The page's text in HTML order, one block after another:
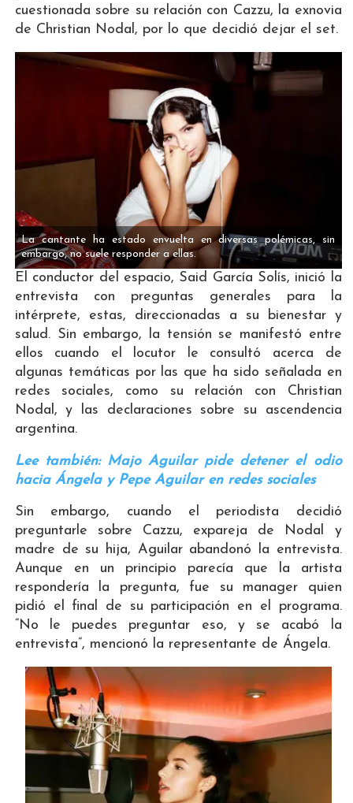
cuestionada sobre su relación con Cazzu, la exnovia
de Christian Nodal, por lo que decidió dejar el set.
La cantante ha estado envuelta en diversas polémicas, sin
embargo, no suele responder a ellas.
El conductor del espacio, Said García Solís, inició la
entrevista con preguntas generales para la
intérprete, estas, direccionadas a su bienestar y
salud. Sin embargo, la tensión se manifestó entre
ellos cuando el locutor le consultó acerca de
algunas temáticas por las que ha sido señalada en
redes sociales, como su relación con Christian
Nodal, y las declaraciones sobre su ascendencia
argentina.
Lee también: Majo Aguilar pide detener el odio
hacia Ángela y Pepe Aguilar en redes sociales
Sin embargo, cuando el periodista decidió
preguntarle sobre Cazzu, expareja de Nodal y
madre de su hija, Aguilar abandonó la entrevista.
Aunque en un principio parecía que la artista
respondería la pregunta, fue su manager quien
pidió el final de su participación en el programa.
“No le puedes preguntar eso, y se acabó la
entrevista”, mencionó la representante de Ángela.